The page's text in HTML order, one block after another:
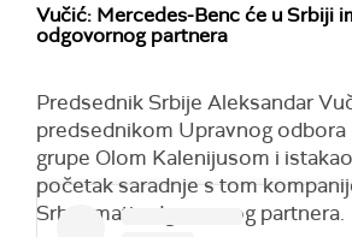
Vučić: Mercedes-Benc će u Srbiji
odgovornog partnera
Predsednik Srbije Aleksandar
predsednikom Upravnog
grupe Olom Kalenijusom i
početak saradnje s tom
Srbiji imati odgovornog partnera.